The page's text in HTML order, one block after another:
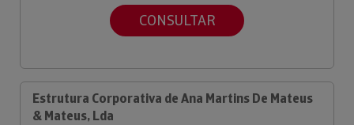
CONSULTAR
Estrutura Corporativa de Ana Martins De Mateus
& Mateus, Lda